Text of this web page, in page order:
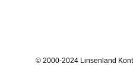
© 2000-2024 Linsenland